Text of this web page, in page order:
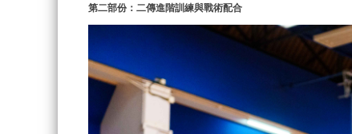
第二部份：二傳進階訓練與戰術配合